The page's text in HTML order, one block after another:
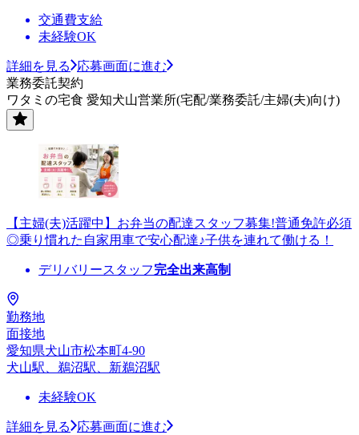
交通費支給
未経験OK
詳細を見る
応募画面に進む
業務委託契約
ワタミの宅食 愛知犬山営業所(宅配/業務委託/主婦(夫)向け)
【主婦(夫)活躍中】お弁当の配達スタッフ募集!普通免許必須
◎乗り慣れた自家用車で安心配達♪子供を連れて働ける！
デリバリースタッフ完全出来高制
勤務地
面接地
愛知県犬山市松本町4-90
犬山駅、鵜沼駅、新鵜沼駅
未経験OK
詳細を見る
応募画面に進む